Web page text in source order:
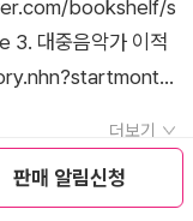
판매 알림신청
육이나 사회 여러분
역시 또 하나의 모순
악에 대해서도 다시
인적으로는 한 존재
치거나 파괴하는 행위
없는 존재이기에
이킬 수 없다고 생각
하는 마음이 강했다,
아들러의 개인심리
계를 짚어가며 지금
뭐든 차례가 있는 법
작 만지다 실어놓은
는 사람들. 혹은 마
을 했다면 당연히
만 한다.그래먀만
텐데... 가부장적 문
렉스를 다양한 관점
었던 사람이라면 쉽
bookshelf/s
대중음악가 이적
http://book.nave
bookshelf/stor
설가 신경숙 http://
더보기